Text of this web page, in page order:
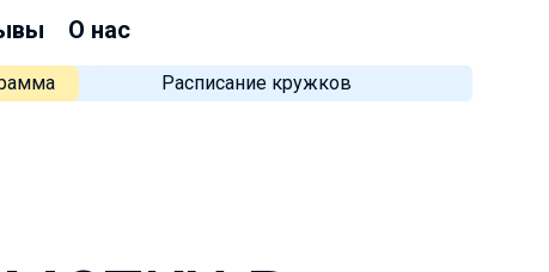
О нас
Расписание кружков